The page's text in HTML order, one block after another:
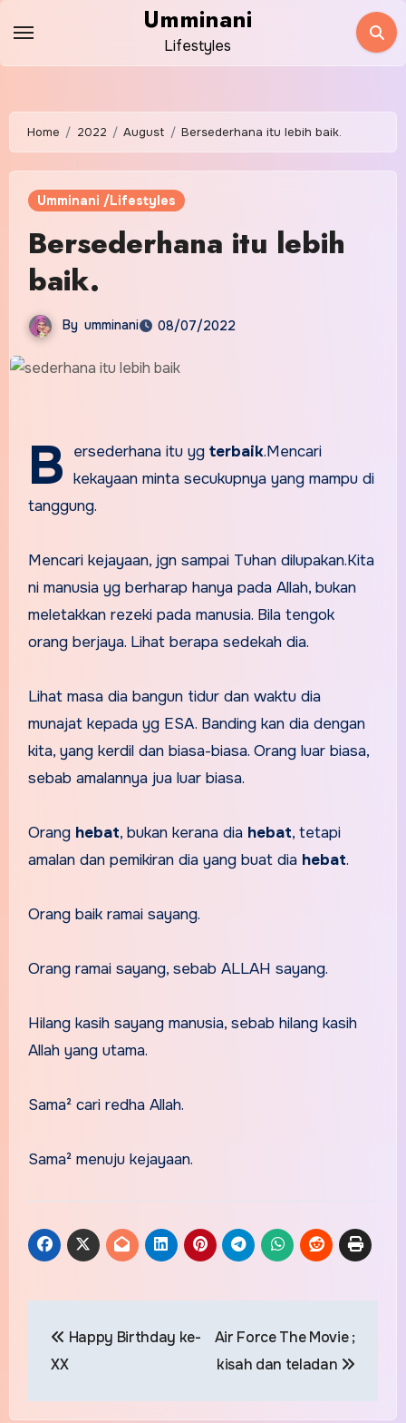
content
Umminani
Lifestyles
Home 2022 August Bersederhana itu lebih baik.
Umminani /Lifestyles
Bersederhana itu lebih
baik.
By umminani 08/07/2022
B ersederhana itu yg terbaik.Mencari
kekayaan minta secukupnya yang mampu di
tanggung.
Mencari kejayaan, jgn sampai Tuhan dilupakan.Kita
ni manusia yg berharap hanya pada Allah, bukan
meletakkan rezeki pada manusia. Bila tengok
orang berjaya. Lihat berapa sedekah dia.
Lihat masa dia bangun tidur dan waktu dia
munajat kepada yg ESA. Banding kan dia dengan
kita, yang kerdil dan biasa-biasa. Orang luar biasa,
sebab amalannya jua luar biasa.
Orang hebat, bukan kerana dia hebat, tetapi
amalan dan pemikiran dia yang buat dia hebat.
Orang baik ramai sayang.
Orang ramai sayang, sebab ALLAH sayang.
Hilang kasih sayang manusia, sebab hilang kasih
Allah yang utama.
Sama² cari redha Allah.
Sama² menuju kejayaan.
navigation
Happy Birthday ke-
XX
Air Force The Movie ;
kisah dan teladan